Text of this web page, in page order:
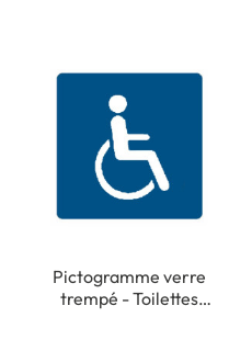
Pictogramme verre
trempé - Toilettes